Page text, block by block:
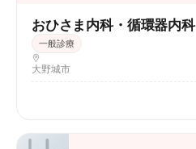
おひさま内科・循環器内科
一般診療
大野城市